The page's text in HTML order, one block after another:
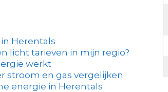
Herentals
licht tarieven in mijn regio?
werkt
stroom en gas vergelijken
energie in Herentals